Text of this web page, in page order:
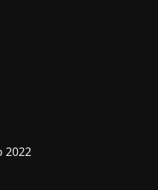
2022